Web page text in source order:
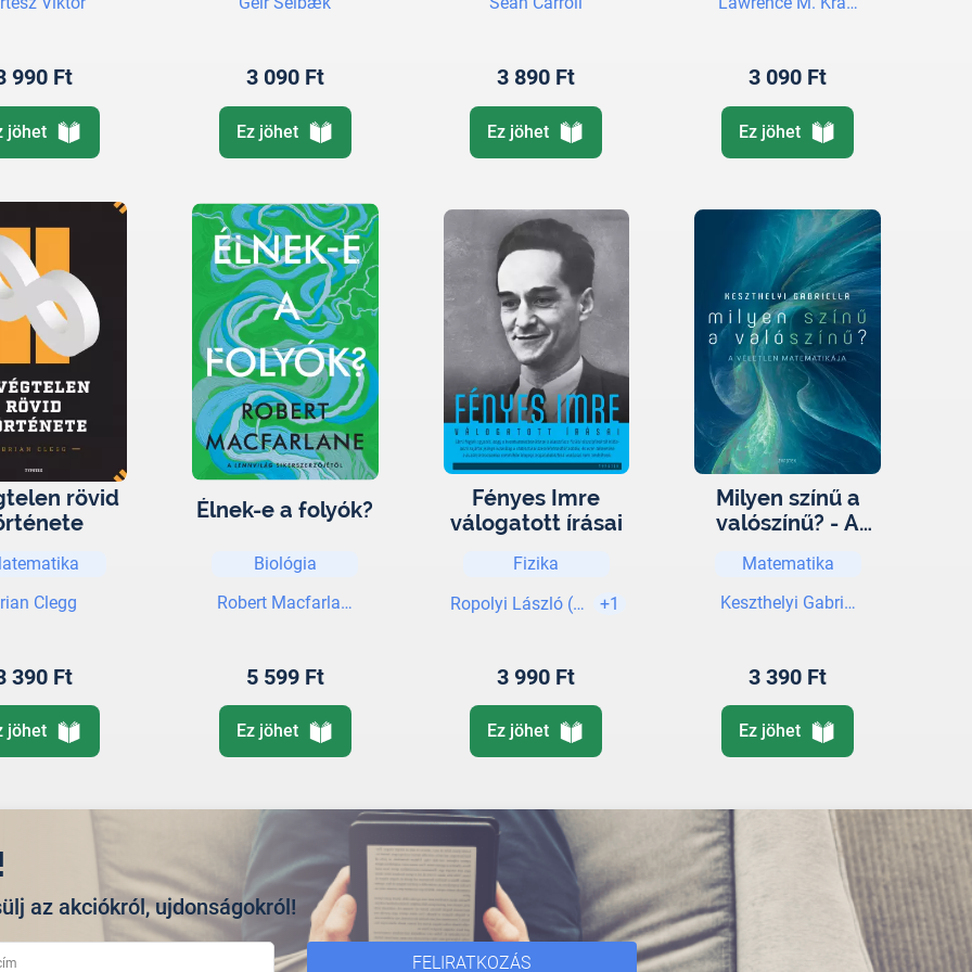
990 Ft
jöhet
3 090 Ft
Ez jöhet
3 890 Ft
Ez jöhet
3 090 Ft
Ez jöhet
rövid
Clegg
390 Ft
jöhet
Élnek-e a folyók?
Biológia
Robert Macfarlane
5 599 Ft
Ez jöhet
Fényes Imre
válogatott írásai
Fizika
Ropolyi László (szerk.)
+1
3 990 Ft
Ez jöhet
Milyen színű a
valószínű? - A
matematikája
Matematika
Keszthelyi Gabriella
3 390 Ft
Ez jöhet
az akciókról, ujdonságokról!
FELIRATKOZÁS